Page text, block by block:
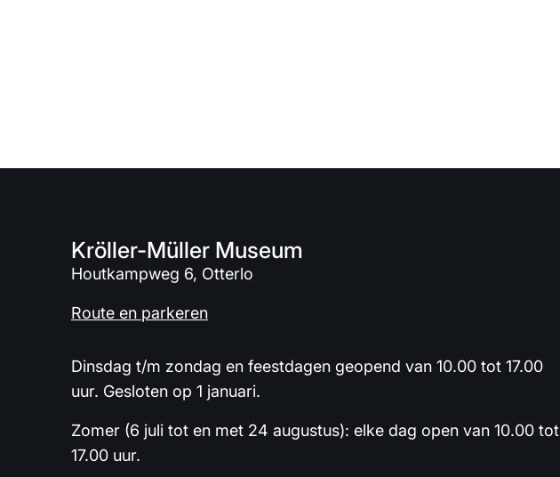
Kröller-Müller Museum
Houtkampweg 6, Otterlo
Route en parkeren
Dinsdag t/m zondag en feestdagen geopend van 10.00 tot 17.00
uur. Gesloten op 1 januari.
Zomer (6 juli tot en met 24 augustus): elke dag open van 10.00 tot
17.00 uur.